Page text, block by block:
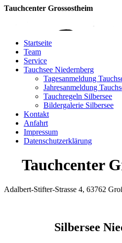
Tauchcenter Grossostheim
Startseite
Team
Service
Tauchsee Niedernberg
Tagesanmeldung
Jahresanmeldung
Tauchregeln Silbersee
Bildergalerie Silbersee
Kontakt
Anfahrt
Impressum
Datenschutzerklärung
Tauchcenter
Adalbert-Stifter-Strasse 4, 63762
Silbersee